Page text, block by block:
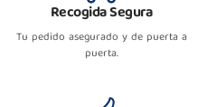
Recogida Segura
Tu pedido asegurado y de puerta a
puerta.